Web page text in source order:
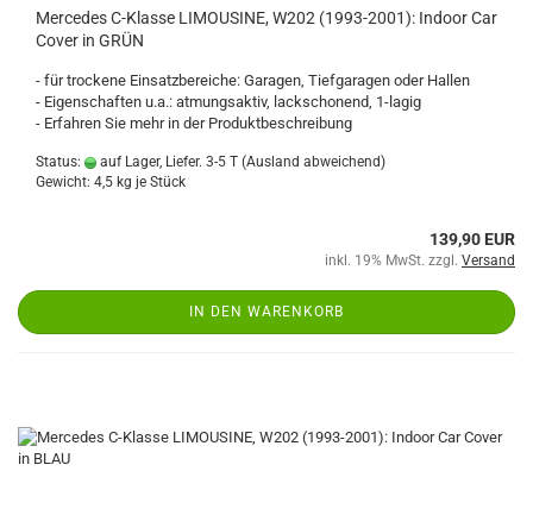
Mercedes C-Klasse LIMOUSINE, W202 (1993-2001): Indoor Car
Cover in GRÜN
- für trockene Einsatzbereiche: Garagen, Tiefgaragen oder Hallen
- Eigenschaften u.a.: atmungsaktiv, lackschonend, 1-lagig
- Erfahren Sie mehr in der Produktbeschreibung
Status: auf Lager, Liefer. 3-5 T (Ausland abweichend)
Gewicht: 4,5 kg je Stück
139,90 EUR
inkl. 19% MwSt. zzgl. Versand
IN DEN WARENKORB